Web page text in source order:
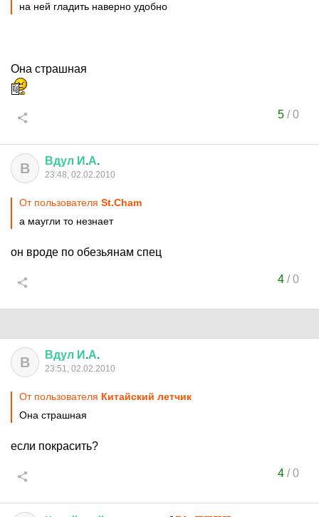
на ней гладить наверно удобно
Она страшная
5/0
В Вдул И .А.
23:48, 02.02.2010
От пользователя St.Cham
а маугли то незнает
он вроде по обезьянам спец
4/0
В Вдул И .А.
23:51, 02.02.2010
От пользователя Китайский летчик
Она страшная
если покрасить?
4/0